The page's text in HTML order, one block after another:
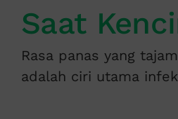
Saat
Rasa panas yang
adalah ciri utama